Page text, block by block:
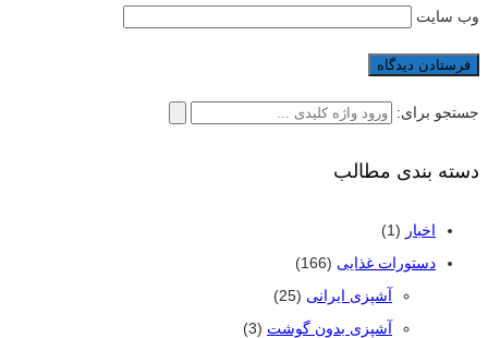
وب‌ سایت
جستجو برای:
دسته بندی مطالب
اخبار (1)
دستورات غذایی (166)
آشپزی ایرانی (25)
آشپزی بدون گوشت (3)